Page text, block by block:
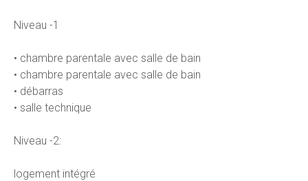
Niveau -1
• chambre parentale avec salle de bain
• chambre parentale avec salle de bain
• débarras
• salle technique
Niveau -2:
logement intégré